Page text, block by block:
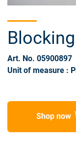
Art. No. 05900897
Unit of measure :
Shop now